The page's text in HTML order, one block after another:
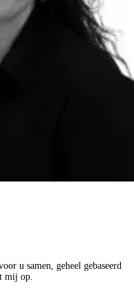
u samen, geheel gebaseerd
mij op.